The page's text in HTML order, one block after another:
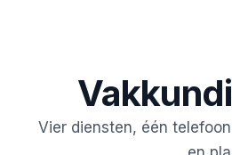
Vier diensten, één